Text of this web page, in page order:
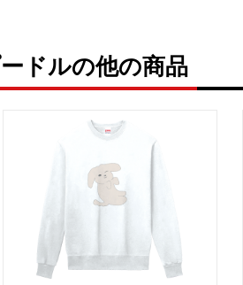
ドルの他の商品